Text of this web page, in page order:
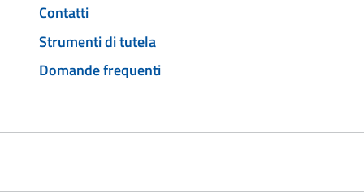
Contatti
Strumenti di tutela
Domande frequenti